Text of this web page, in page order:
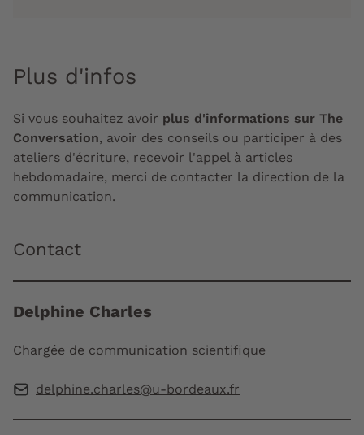
Plus d'infos
Si vous souhaitez avoir plus d'informations sur The
Conversation, avoir des conseils ou participer à des
ateliers d'écriture, recevoir l'appel à articles
hebdomadaire, merci de contacter la direction de la
communication.
Contact
Delphine Charles
Chargée de communication scientifique
delphine.charles@u-bordeaux.fr